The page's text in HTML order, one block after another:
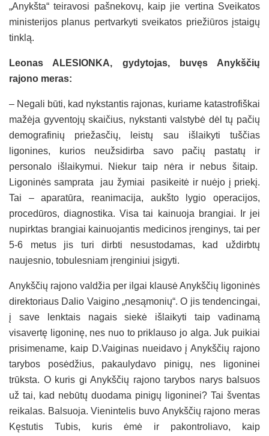
„Anykšta“ teiravosi pašnekovų, kaip jie vertina Sveikatos
ministerijos planus pertvarkyti sveikatos priežiūros įstaigų
tinklą.
Leonas ALESIONKA, gydytojas, buvęs Anykščių
rajono meras:
– Negali būti, kad nykstantis rajonas, kuriame katastrofiškai
mažėja gyventojų skaičius, nykstanti valstybė dėl tų pačių
demografinių priežasčių, leistų sau išlaikyti tuščias
ligonines, kurios neužsidirba savo pačių pastatų ir
personalo išlaikymui. Niekur taip nėra ir nebus šitaip.
Ligoninės samprata jau žymiai pasikeitė ir nuėjo į priekį.
Tai – aparatūra, reanimacija, aukšto lygio operacijos,
procedūros, diagnostika. Visa tai kainuoja brangiai. Ir jei
nupirktas brangiai kainuojantis medicinos įrenginys, tai per
5-6 metus jis turi dirbti nesustodamas, kad uždirbtų
naujesnio, tobulesniam įrenginiui įsigyti.
Anykščių rajono valdžia per ilgai klausė Anykščių ligoninės
direktoriaus Dalio Vaigino „nesąmonių“. O jis tendencingai,
į save lenktais nagais siekė išlaikyti taip vadinamą
visavertę ligoninę, nes nuo to priklauso jo alga. Juk puikiai
prisimename, kaip D.Vaiginas nueidavo į Anykščių rajono
tarybos posėdžius, pakaulydavo pinigų, nes ligoninei
trūksta. O kuris gi Anykščių rajono tarybos narys balsuos
už tai, kad nebūtų duodama pinigų ligoninei? Tai šventas
reikalas. Balsuoja. Vienintelis buvo Anykščių rajono meras
Kęstutis Tubis, kuris ėmė ir pakontroliavo, kaip